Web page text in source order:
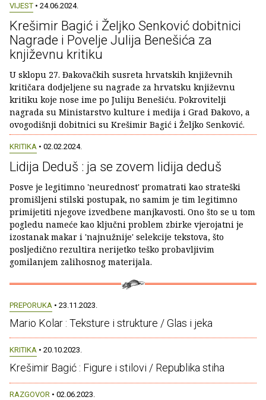
VIJEST • 24.06.2024.
Krešimir Bagić i Željko Senković dobitnici
Nagrade i Povelje Julija Benešića za
književnu kritiku
U sklopu 27. Đakovačkih susreta hrvatskih književnih
kritičara dodjeljene su nagrade za hrvatsku književnu
kritiku koje nose ime po Juliju Benešiću. Pokrovitelji
nagrada su Ministarstvo kulture i medija i Grad Đakovo, a
ovogodišnji dobitnici su Krešimir Bagić i Željko Senković.
KRITIKA • 02.02.2024.
Lidija Deduš : ja se zovem lidija deduš
Posve je legitimno 'neurednost' promatrati kao strateški
promišljeni stilski postupak, no samim je tim legitimno
primijetiti njegove izvedbene manjkavosti. Ono što se u tom
pogledu nameće kao ključni problem zbirke vjerojatni je
izostanak makar i 'najnužnije' selekcije tekstova, što
posljedično rezultira nerijetko teško probavljivim
gomilanjem zalihosnog materijala.
PREPORUKA • 23.11.2023.
Mario Kolar : Teksture i strukture / Glas i jeka
KRITIKA • 20.10.2023.
Krešimir Bagić : Figure i stilovi / Republika stiha
RAZGOVOR • 02.06.2023.